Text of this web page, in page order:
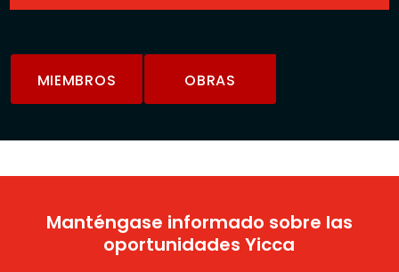
MIEMBROS OBRAS
Manténgase informado sobre las
oportunidades Yicca